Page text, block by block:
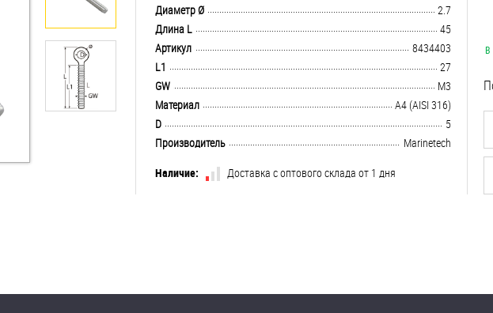
Диаметр Ø
2.7
Длина L
45
Артикул
8434403
L1
27
GW
M3
Материал
A4 (AISI 316)
D
5
Производитель
Marinetech
Наличие:
Доставка с оптового склада от 1 дня